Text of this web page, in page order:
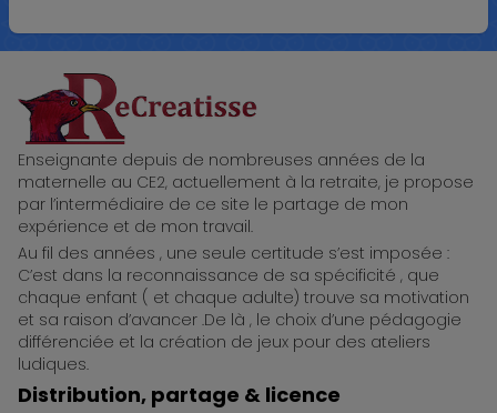
ReCreatisse
Enseignante depuis de nombreuses années de la
maternelle au CE2, actuellement à la retraite, je propose
par l’intermédiaire de ce site le partage de mon
expérience et de mon travail.
Au fil des années , une seule certitude s’est imposée :
C’est dans la reconnaissance de sa spécificité , que
chaque enfant ( et chaque adulte) trouve sa motivation
et sa raison d’avancer .De là , le choix d’une pédagogie
différenciée et la création de jeux pour des ateliers
ludiques.
Distribution, partage & licence